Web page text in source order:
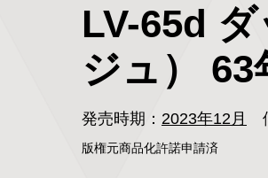
LV-65d
ジュ） 63
発売時期： 2023年12月
版権元商品化許諾申請済